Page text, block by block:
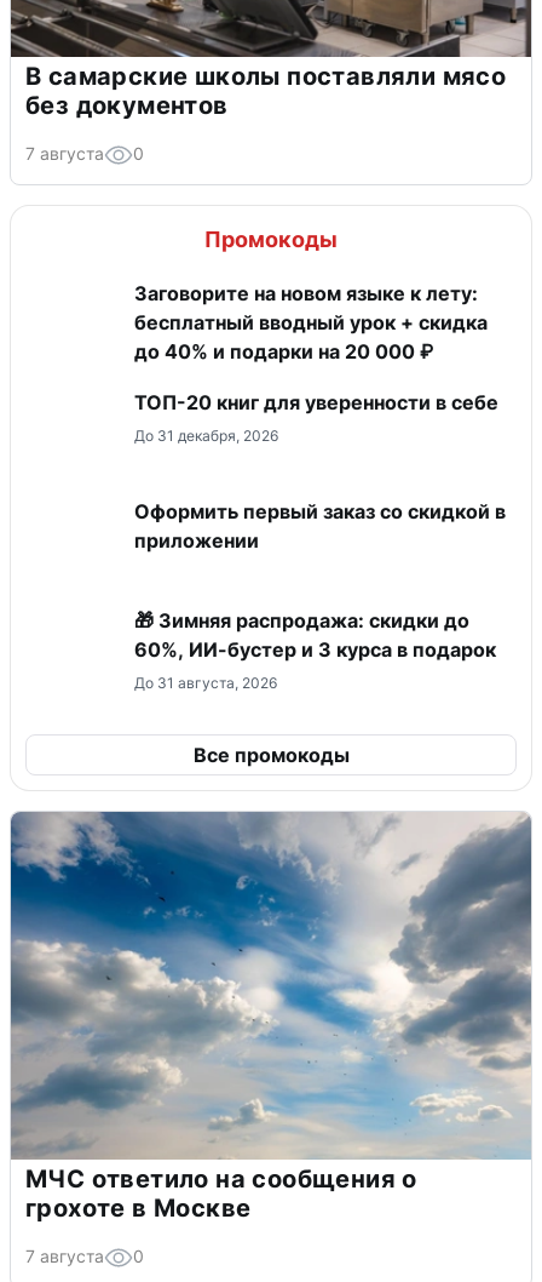
В самарские школы поставляли мясо
без документов
7 августа 0
Промокоды
Заговорите на новом языке к лету:
бесплатный вводный урок + скидка
до 40% и подарки на 20 000 ₽
ТОП-20 книг для уверенности в себе
До 31 декабря, 2026
Оформить первый заказ со скидкой в
приложении
🎁 Зимняя распродажа: скидки до
60%, ИИ-бустер и 3 курса в подарок
До 31 августа, 2026
Все промокоды
МЧС ответило на сообщения о
грохоте в Москве
7 августа 0